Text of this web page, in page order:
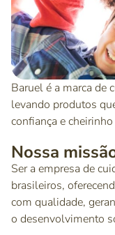
Baruel é a marca de
levando produtos
confiança e
Nossa
Ser a empresa de
brasileiros,
com qualidade,
o desenvolvimento